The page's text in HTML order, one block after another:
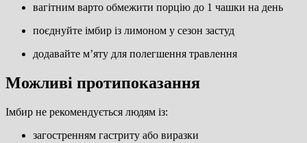
вагітним варто обмежити порцію до 1 чашки на день
поєднуйте імбир із лимоном у сезон застуд
додавайте м’яту для полегшення травлення
Можливі протипоказання
Імбир не рекомендується людям із:
загостренням гастриту або виразки